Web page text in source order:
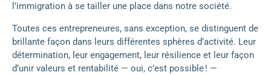
l’immigration à se tailler une place dans notre société.
Toutes ces entrepreneures, sans exception, se distinguent de
brillante façon dans leurs différentes sphères d’activité. Leur
détermination, leur engagement, leur résilience et leur façon
d’unir valeurs et rentabilité — oui, c’est possible ! —